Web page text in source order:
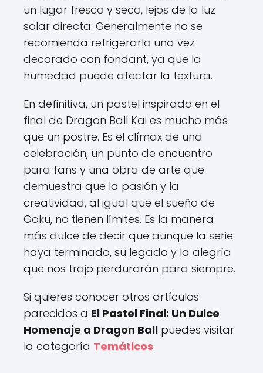
un lugar fresco y seco, lejos de la luz
solar directa. Generalmente no se
recomienda refrigerarlo una vez
decorado con fondant, ya que la
humedad puede afectar la textura.
En definitiva, un pastel inspirado en el
final de Dragon Ball Kai es mucho más
que un postre. Es el clímax de una
celebración, un punto de encuentro
para fans y una obra de arte que
demuestra que la pasión y la
creatividad, al igual que el sueño de
Goku, no tienen límites. Es la manera
más dulce de decir que aunque la serie
haya terminado, su legado y la alegría
que nos trajo perdurarán para siempre.
Si quieres conocer otros artículos
parecidos a El Pastel Final: Un Dulce
Homenaje a Dragon Ball puedes visitar
la categoría Temáticos.